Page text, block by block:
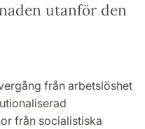
utanför den
från arbetslöshet
från socialistiska